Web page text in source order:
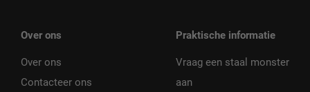
Over ons
Over ons
Contacteer ons
Praktische informatie
Vraag een staal monster
aan